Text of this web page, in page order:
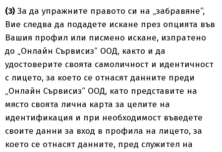
(3) За да упражните правото си на „забравяне“,
Вие следва да подадете искане през опцията във
Вашия профил или писмено искане, изпратено
до „Онлайн Сървисиз“ ООД, както и да
удостоверите своята самоличност и идентичност
с лицето, за което се отнасят данните преди
„Онлайн Сървисиз“ ООД, като представите на
място своята лична карта за целите на
идентификация и при необходимост въведете
своите данни за вход в профила на лицето, за
което се отнасят данните, пред служител на